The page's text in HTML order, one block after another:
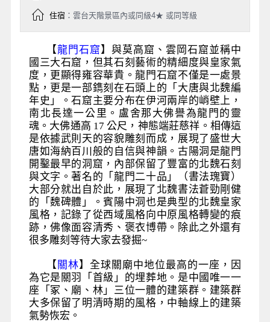
住宿：雲台天階景區內或同級4★ 或同等級
【龍門石窟】與莫高窟、雲岡石窟並稱中
國三大石窟，但其石刻藝術的精細度與皇家氣
度，更顯得雍容華貴。龍門石窟不僅是一處景
點，更是一部鐫刻在石頭上的「大唐與北魏編
年史」。石窟主要分布在伊河兩岸的峭壁上，
南北長達一公里。盧舍那大佛譽為龍門的靈
魂。大佛通高 17 公尺，神態端莊慈祥。相傳這
是依據武則天的容貌雕刻而成，展現了盛世大
唐如海納百川般的自信與神韻。古陽洞是龍門
開鑿最早的洞窟，內部保留了豐富的北魏石刻
與文字。著名的「龍門二十品」（書法瑰寶）
大部分就出自於此，展現了北魏書法蒼勁剛健
的「魏碑體」。賓陽中洞也是典型的北魏皇家
風格，記錄了從西域風格向中原風格轉變的痕
跡，佛像面容清秀、褒衣博帶。除此之外還有
很多雕刻等待大家去發掘~
【 關林】全球關廟中地位最高的一座，因
為它是關羽「首級」的埋葬地。是中國唯一一
座「冢、廟、林」三位一體的建築群。建築群
大多保留了明清時期的風格，中軸線上的建築
氣勢恢宏。